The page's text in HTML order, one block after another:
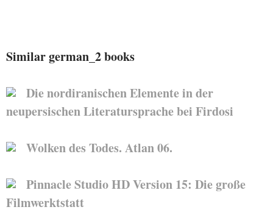
Similar german_2 books
Die nordiranischen Elemente in der
neupersischen Literatursprache bei Firdosi
Wolken des Todes. Atlan 06.
Pinnacle Studio HD Version 15: Die große
Filmwerktstatt